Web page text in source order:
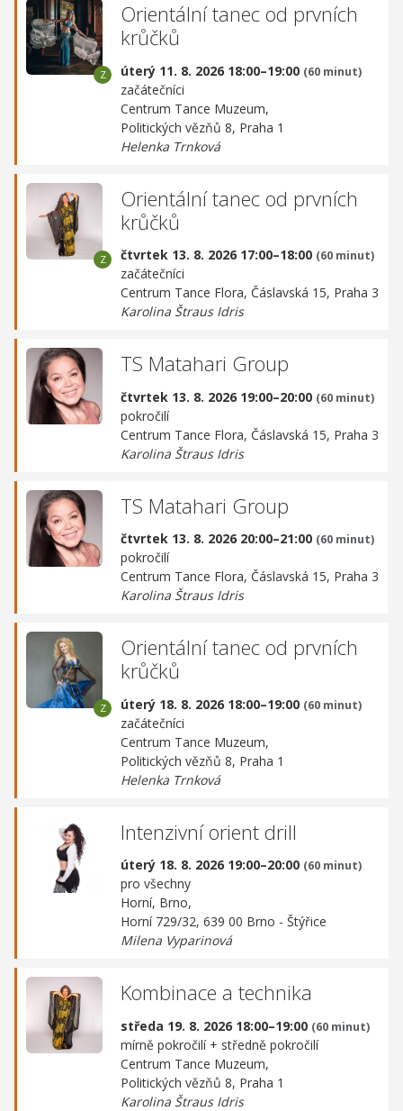
Orientální tanec od prvních
krůčků
úterý 11. 8. 2026 18:00–19:00 (60 minut)
začátečníci
Centrum Tance Muzeum,
Politických vězňů 8, Praha 1
Helenka Trnková
Orientální tanec od prvních
krůčků
čtvrtek 13. 8. 2026 17:00–18:00 (60 minut)
začátečníci
Centrum Tance Flora, Čáslavská 15, Praha 3
Karolina Štraus Idris
TS Matahari Group
čtvrtek 13. 8. 2026 19:00–20:00 (60 minut)
pokročilí
Centrum Tance Flora, Čáslavská 15, Praha 3
Karolina Štraus Idris
TS Matahari Group
čtvrtek 13. 8. 2026 20:00–21:00 (60 minut)
pokročilí
Centrum Tance Flora, Čáslavská 15, Praha 3
Karolina Štraus Idris
Orientální tanec od prvních
krůčků
úterý 18. 8. 2026 18:00–19:00 (60 minut)
začátečníci
Centrum Tance Muzeum,
Politických vězňů 8, Praha 1
Helenka Trnková
Intenzivní orient drill
úterý 18. 8. 2026 19:00–20:00 (60 minut)
pro všechny
Horní, Brno,
Horní 729/32, 639 00 Brno - Štýřice
Milena Vyparinová
Kombinace a technika
středa 19. 8. 2026 18:00–19:00 (60 minut)
mírně pokročilí + středně pokročilí
Centrum Tance Muzeum,
Politických vězňů 8, Praha 1
Karolina Štraus Idris